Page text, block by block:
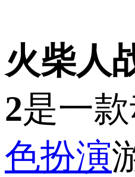
火柴人
2是一
色扮演